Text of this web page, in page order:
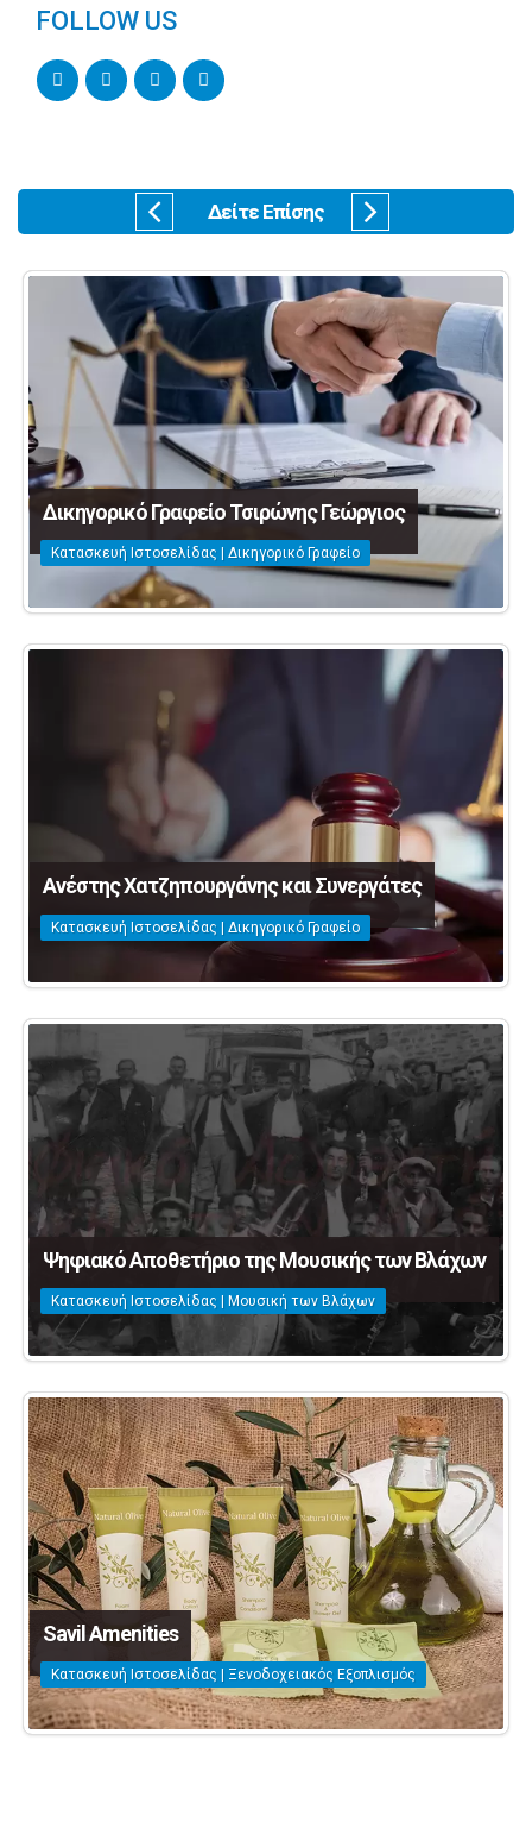
FOLLOW US
Δείτε Επίσης
Δικηγορικό Γραφείο Τσιρώνης Γεώργιος
Κατασκευή Ιστοσελίδας | Δικηγορικό Γραφείο
Ανέστης Χατζηπουργάνης και Συνεργάτες
Κατασκευή Ιστοσελίδας | Δικηγορικό Γραφείο
Ψηφιακό Αποθετήριο της Μουσικής των Βλάχων
Κατασκευή Ιστοσελίδας | Μουσική των Βλάχων
Savil Amenities
Κατασκευή Ιστοσελίδας | Ξενοδοχειακός Εξοπλισμός